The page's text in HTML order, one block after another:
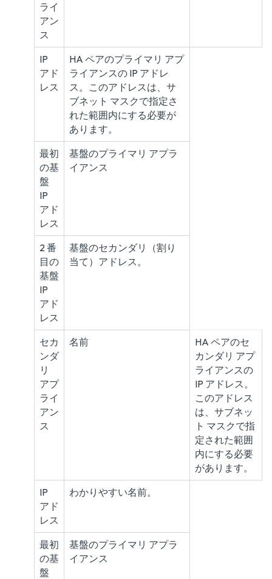
ライ
アン
ス
IP
アド
レス
HA ペアのプライマリ アプ
ライアンスの IP アドレ
ス。このアドレスは、サ
ブネット マスクで指定さ
れた範囲内にする必要が
あります。
最初
の基
盤
IP
アド
レス
基盤のプライマリ アプラ
イアンス
2 番
目の
基盤
IP
アド
レス
基盤のセカンダリ（割り
当て）アドレス。
セカ
ンダ
リ
アプ
ライ
アン
ス
名前
HA ペアのセ
カンダリ アプ
ライアンスの
IP アドレス。
このアドレス
は、サブネッ
ト マスクで指
定された範囲
内にする必要
があります。
IP
アド
レス
わかりやすい名前。
最初
の基
盤
基盤のプライマリ アプラ
イアンス